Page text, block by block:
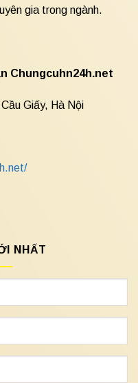
gia trong ngành.
Chungcuhn24h.net
Giấy, Hà Nội
NHẤT